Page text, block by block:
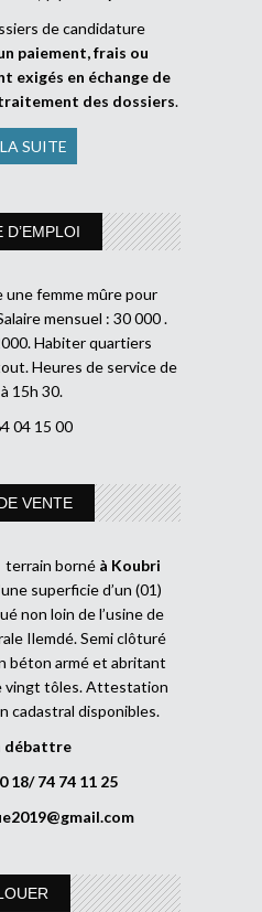
de candidature
paiement, frais ou
exigés en échange de
des dossiers.
SUITE
D’EMPLOI
une femme mûre pour
mensuel : 30 000 .
Habiter quartiers
Heures de service de
15h 30.
04 15 00
VENTE
terrain borné à Koubri
superficie d’un (01)
non loin de l’usine de
Ilemdé. Semi clôturé
béton armé et abritant
vingt tôles. Attestation
cadastral disponibles.
débattre
18/ 74 74 11 25